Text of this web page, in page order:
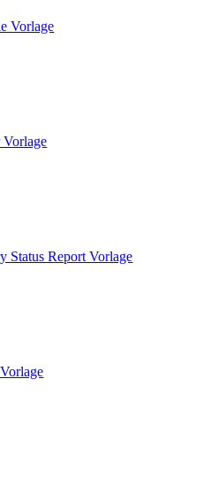
Vorlage
Vorlage
Status Report Vorlage